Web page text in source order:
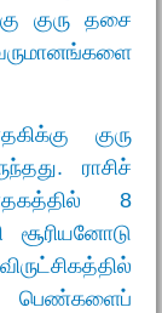
குரு தசை
குரு
ராசிச்
8
பெண்களைப்